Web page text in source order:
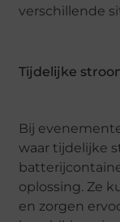
verschillende
Tijdelijke
Bij
waar tijdelijke
oplossing. Ze
en zorgen